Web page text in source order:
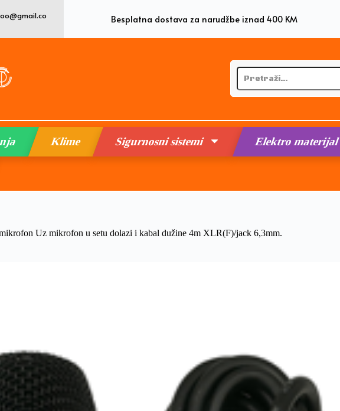
Besplatna dostava za narudžbe iznad 400 KM
Klime Sigurnosni sistemi Elektro materijal
Uz mikrofon u setu dolazi i kabal dužine 4m XLR(F)/jack 6,3mm.